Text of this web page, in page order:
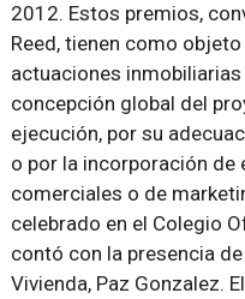
2012. Estos premios,
Reed, tienen como
actuaciones
concepción global del
ejecución, por su
o por la incorporación de
comerciales o de
celebrado en el Colegio
contó con la presencia
Vivienda, Paz Gonzalez.